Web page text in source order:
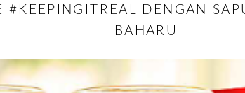
#KEEPINGITREAL DENGAN
BAHARU